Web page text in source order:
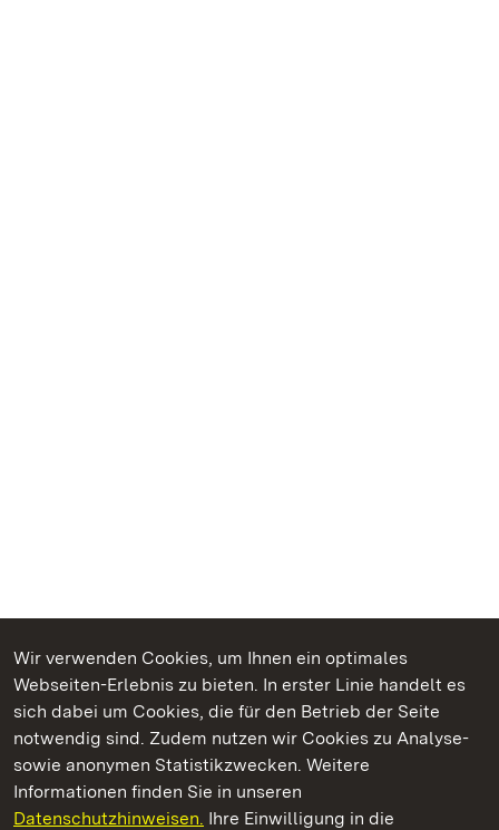
Wir verwenden Cookies, um Ihnen ein optimales
Webseiten-Erlebnis zu bieten. In erster Linie handelt es
sich dabei um Cookies, die für den Betrieb der Seite
notwendig sind. Zudem nutzen wir Cookies zu Analyse-
sowie anonymen Statistikzwecken. Weitere
Informationen finden Sie in unseren
Datenschutzhinweisen. Ihre Einwilligung in die
Kommen. Staunen. Genießen.
Residenzschloss Ludwigsburg